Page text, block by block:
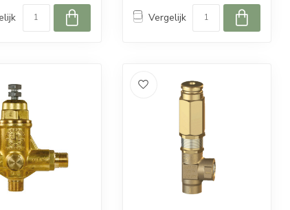
Vergelijk